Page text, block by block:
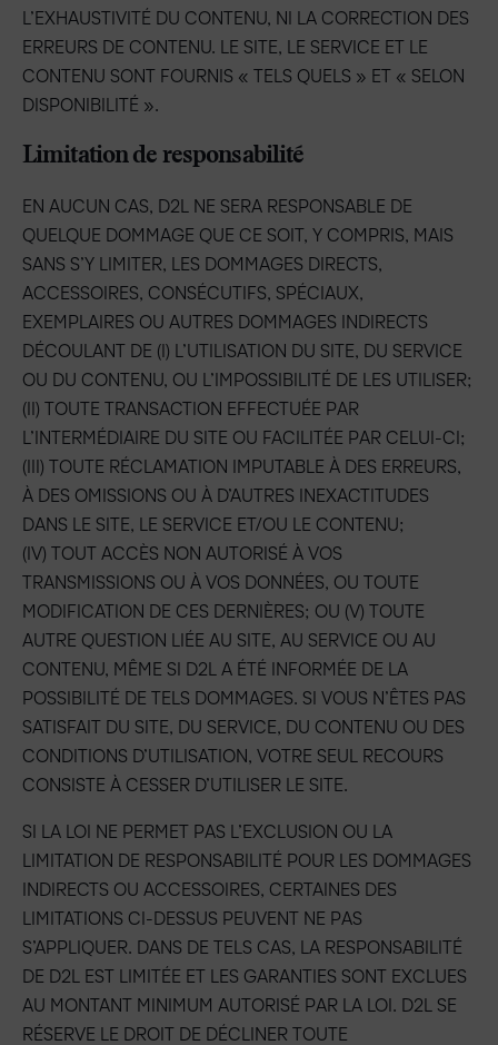
L’EXHAUSTIVITÉ DU CONTENU, NI LA CORRECTION DES
ERREURS DE CONTENU. LE SITE, LE SERVICE ET LE
CONTENU SONT FOURNIS « TELS QUELS » ET « SELON
DISPONIBILITÉ ».
Limitation de responsabilité
EN AUCUN CAS, D2L NE SERA RESPONSABLE DE
QUELQUE DOMMAGE QUE CE SOIT, Y COMPRIS, MAIS
SANS S’Y LIMITER, LES DOMMAGES DIRECTS,
ACCESSOIRES, CONSÉCUTIFS, SPÉCIAUX,
EXEMPLAIRES OU AUTRES DOMMAGES INDIRECTS
DÉCOULANT DE (I) L’UTILISATION DU SITE, DU SERVICE
OU DU CONTENU, OU L’IMPOSSIBILITÉ DE LES UTILISER;
(II) TOUTE TRANSACTION EFFECTUÉE PAR
L’INTERMÉDIAIRE DU SITE OU FACILITÉE PAR CELUI-CI;
(III) TOUTE RÉCLAMATION IMPUTABLE À DES ERREURS,
À DES OMISSIONS OU À D’AUTRES INEXACTITUDES
DANS LE SITE, LE SERVICE ET/OU LE CONTENU;
(IV) TOUT ACCÈS NON AUTORISÉ À VOS
TRANSMISSIONS OU À VOS DONNÉES, OU TOUTE
MODIFICATION DE CES DERNIÈRES; OU (V) TOUTE
AUTRE QUESTION LIÉE AU SITE, AU SERVICE OU AU
CONTENU, MÊME SI D2L A ÉTÉ INFORMÉE DE LA
POSSIBILITÉ DE TELS DOMMAGES. SI VOUS N’ÊTES PAS
SATISFAIT DU SITE, DU SERVICE, DU CONTENU OU DES
CONDITIONS D’UTILISATION, VOTRE SEUL RECOURS
CONSISTE À CESSER D’UTILISER LE SITE.
SI LA LOI NE PERMET PAS L’EXCLUSION OU LA
LIMITATION DE RESPONSABILITÉ POUR LES DOMMAGES
INDIRECTS OU ACCESSOIRES, CERTAINES DES
LIMITATIONS CI-DESSUS PEUVENT NE PAS
S’APPLIQUER. DANS DE TELS CAS, LA RESPONSABILITÉ
DE D2L EST LIMITÉE ET LES GARANTIES SONT EXCLUES
AU MONTANT MINIMUM AUTORISÉ PAR LA LOI. D2L SE
RÉSERVE LE DROIT DE DÉCLINER TOUTE